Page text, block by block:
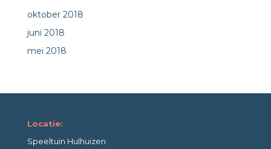
oktober 2018
juni 2018
mei 2018
Locatie:
Speeltuin Hulhuizen